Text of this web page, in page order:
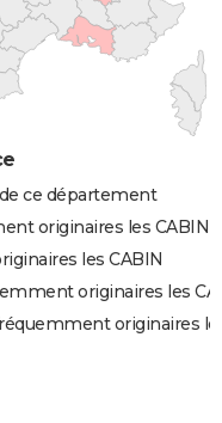
ce département
originaires les CABIN
les CABIN
originaires les
originaires